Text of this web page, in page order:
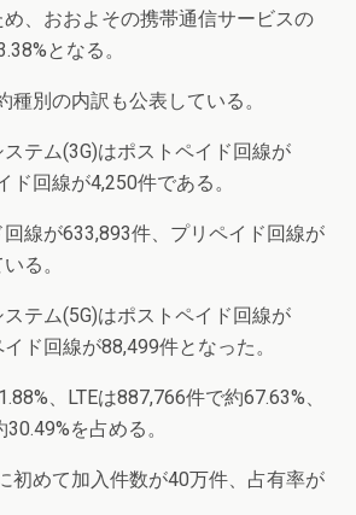
、おおよその携帯通信サービスの
となる。
種別の内訳も公表している。
テム(3G)はポストペイド回線が
ド回線が4,250件である。
回線が633,893件、プリペイド回線が
る。
テム(5G)はポストペイド回線が
ド回線が88,499件となった。
、LTEは887,766件で約67.63%、
を占める。
初めて加入件数が40万件、占有率が